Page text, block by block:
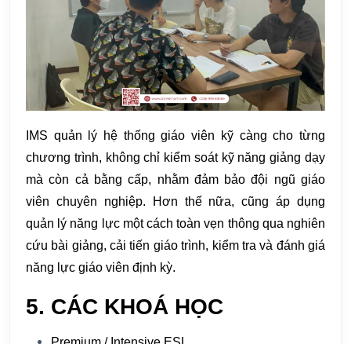
IMS quản lý hệ thống giáo viên kỹ càng cho từng
chương trình, không chỉ kiểm soát kỹ năng giảng dạy
mà còn cả bằng cấp, nhằm đảm bảo đội ngũ giáo
viên chuyên nghiệp. Hơn thế nữa, cũng áp dụng
quản lý năng lực một cách toàn vẹn thông qua nghiên
cứu bài giảng, cải tiến giáo trình, kiểm tra và đánh giá
năng lực giáo viên định kỳ.
5. CÁC KHOÁ HỌC